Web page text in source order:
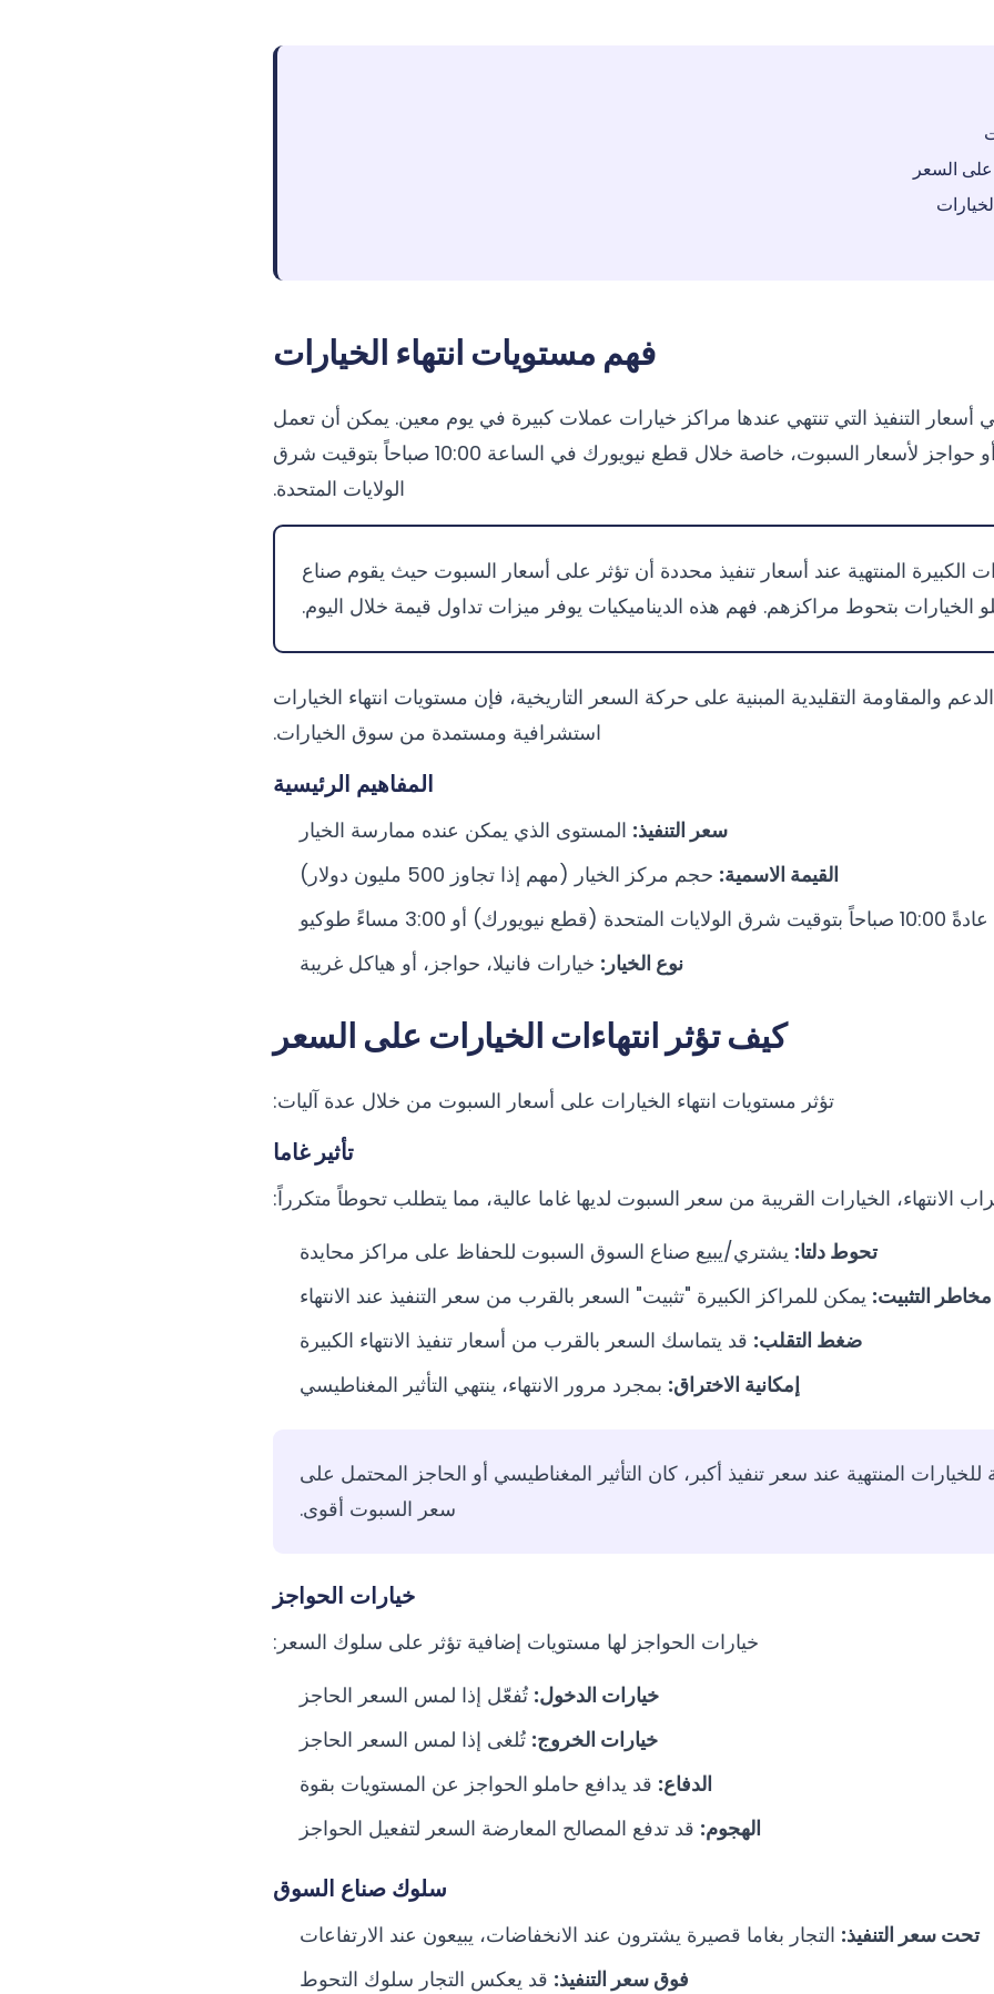
على السعر
فهم مستويات انتهاء الخيارات
أسعار التنفيذ التي تنتهي عندها مراكز خيارات عملات كبيرة في يوم معين. يمكن أن تعمل
هذه المستويات كمغناطيس أو حواجز لأسعار السبوت، خاصة خلال قطع نيويورك في الساعة 10:00 صباحاً بتوقيت شرق
الولايات المتحدة.
الكبيرة المنتهية عند أسعار تنفيذ محددة أن تؤثر على أسعار السبوت حيث يقوم صناع
الخيارات بتحوط مراكزهم. فهم هذه الديناميكيات يوفر ميزات تداول قيمة خلال اليوم.
والمقاومة التقليدية المبنية على حركة السعر التاريخية، فإن مستويات انتهاء الخيارات
استشرافية ومستمدة من سوق الخيارات.
المفاهيم الرئيسية
سعر التنفيذ: المستوى الذي يمكن عنده ممارسة الخيار
القيمة الاسمية: حجم مركز الخيار (مهم إذا تجاوز 500 مليون دولار)
عادةً 10:00 صباحاً بتوقيت شرق الولايات المتحدة (قطع نيويورك) أو 3:00 مساءً طوكيو
نوع الخيار: خيارات فانيلا، حواجز، أو هياكل غريبة
كيف تؤثر انتهاءات الخيارات على السعر
تؤثر مستويات انتهاء الخيارات على أسعار السبوت من خلال عدة آليات:
تأثير غاما
الانتهاء، الخيارات القريبة من سعر السبوت لديها غاما عالية، مما يتطلب تحوطاً متكرراً:
تحوط دلتا: يشتري/يبيع صناع السوق السبوت للحفاظ على مراكز محايدة
مخاطر التثبيت: يمكن للمراكز الكبيرة "تثبيت" السعر بالقرب من سعر التنفيذ عند الانتهاء
ضغط التقلب: قد يتماسك السعر بالقرب من أسعار تنفيذ الانتهاء الكبيرة
إمكانية الاختراق: بمجرد مرور الانتهاء، ينتهي التأثير المغناطيسي
للخيارات المنتهية عند سعر تنفيذ أكبر، كان التأثير المغناطيسي أو الحاجز المحتمل على
سعر السبوت أقوى.
خيارات الحواجز
خيارات الحواجز لها مستويات إضافية تؤثر على سلوك السعر:
خيارات الدخول: تُفعّل إذا لمس السعر الحاجز
خيارات الخروج: تُلغى إذا لمس السعر الحاجز
الدفاع: قد يدافع حاملو الحواجز عن المستويات بقوة
الهجوم: قد تدفع المصالح المعارضة السعر لتفعيل الحواجز
سلوك صناع السوق
تحت سعر التنفيذ: التجار بغاما قصيرة يشترون عند الانخفاضات، يبيعون عند الارتفاعات
فوق سعر التنفيذ: قد يعكس التجار سلوك التحوط